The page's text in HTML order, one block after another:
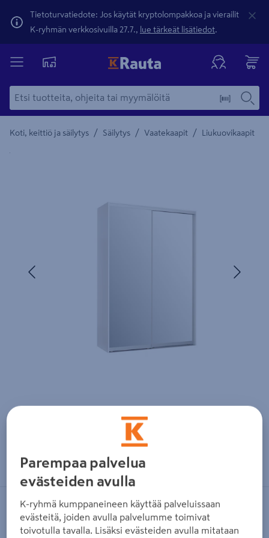
Tietoturvatiedote: Jos käytät kryptolompakkoa ja vierailit
K-ryhmän verkkosivuilla 27.7., lue tärkeät lisätiedot.
Koti, keittiö ja säilytys / Säilytys / Vaatekaapit / Liukuovikaapit
Yksityiskohtainen kuvaus löytyy Tuotteen kuvaus -
Liukuovikaapisto Cello 1600
CELLO
Parempaa palvelua
evästeiden avulla
K-ryhmä kumppaneineen käyttää palveluissaan
evästeitä, joiden avulla palvelumme toimivat
toivotulla tavalla. Lisäksi evästeiden avulla mitataan